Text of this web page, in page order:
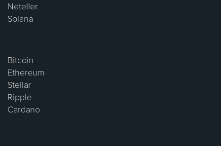
Neteller
Solana
Bitcoin
Ethereum
Stellar
Ripple
Cardano